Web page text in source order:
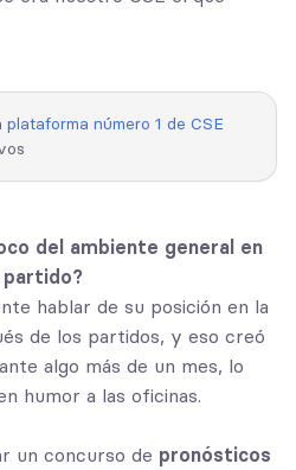
plataforma número 1 de CSE
del ambiente general en
hablar de su posición en la
de los partidos, y eso creó
algo más de un mes, lo
humor a las oficinas.
un concurso de pronósticos